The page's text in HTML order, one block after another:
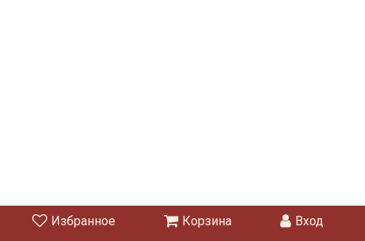
Избранное Корзина Вход